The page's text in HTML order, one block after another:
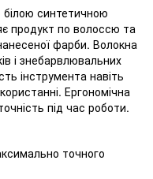
синтетичною
продукт по волоссю та
фарби. Волокна
і знебарвлювальних
інструмента навіть
Ергономічна
під час роботи.
точного